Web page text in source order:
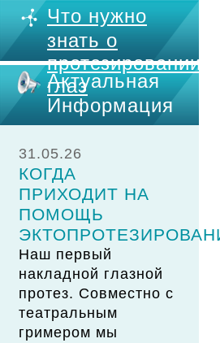
Что нужно
знать о
протезировании
глаз
Актуальная
Информация
31.05.26
КОГДА
ПРИХОДИТ НА
ПОМОЩЬ
Наш первый
накладной глазной
протез. Совместно с
театральным
гримером мы